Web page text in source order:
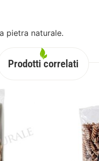
pietra naturale.
Prodotti correlati